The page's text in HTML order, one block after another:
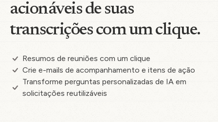
acionáveis de suas
transcrições com um clique.
Resumos de reuniões com um clique
Crie e-mails de acompanhamento e itens de ação
Transforme perguntas personalizadas de IA em
solicitações reutilizáveis